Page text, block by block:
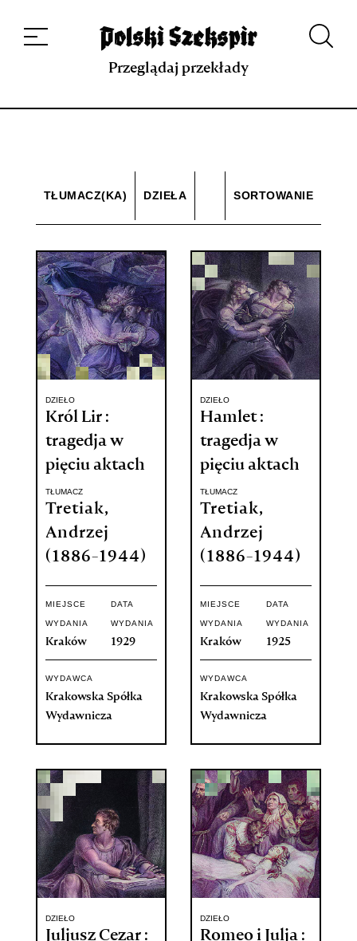
projekcie
Kontakt Indeks strony Aplikacja
Repozytorium XIX w.
Przeglądaj przekłady
TŁUMACZ(KA) DZIEŁA SORTOWANIE
DZIEŁO
Król Lir :
tragedja w
pięciu aktach
TŁUMACZ
Tretiak,
Andrzej
(1886-1944)
MIEJSCE
WYDANIA
Kraków
DATA
WYDANIA
1929
WYDAWCA
Krakowska Spółka
Wydawnicza
DZIEŁO
Hamlet :
tragedja w
pięciu aktach
TŁUMACZ
Tretiak,
Andrzej
(1886-1944)
MIEJSCE
WYDANIA
Kraków
DATA
WYDANIA
1925
WYDAWCA
Krakowska Spółka
Wydawnicza
DZIEŁO
Juljusz Cezar :
DZIEŁO
Romeo i Julja :